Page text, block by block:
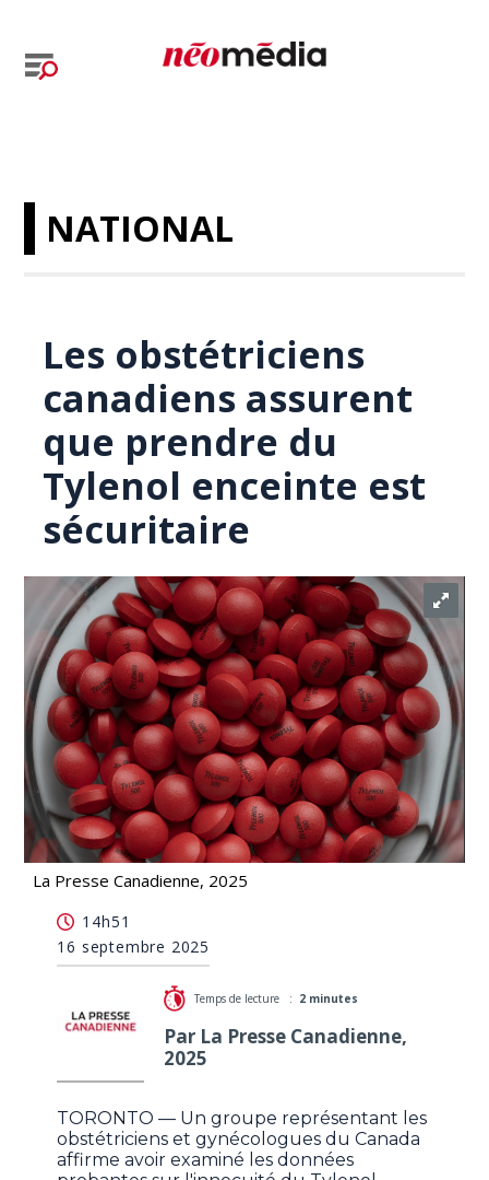
NATIONAL
Les obstétriciens
canadiens assurent
que prendre du
Tylenol enceinte est
sécuritaire
La Presse Canadienne, 2025
du Tylenol enceinte est sécuritaire
14h51
16 septembre 2025
Temps de lecture : 2 minutes
Par La Presse Canadienne,
2025
TORONTO — Un groupe représentant les
obstétriciens et gynécologues du Canada
affirme avoir examiné les données